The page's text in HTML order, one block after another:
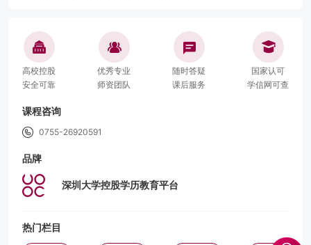
高校控股
安全可靠
优秀专业
师资团队
随时答疑
课后服务
国家认可
学信网可查
课程咨询
0755-26920591
品牌
深圳大学控股学历教育平台
热门栏目